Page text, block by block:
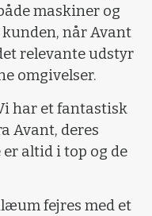
maskiner og
kunden, når Avant
relevante udstyr
omgivelser.
har et fantastisk
Avant, deres
altid i top og de
fejres med et